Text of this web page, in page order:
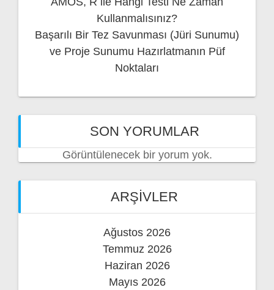
Kullanmalısınız?
Başarılı Bir Tez Savunması (Jüri Sunumu)
ve Proje Sunumu Hazırlatmanın Püf
Noktaları
SON YORUMLAR
Görüntülenecek bir yorum yok.
ARŞIVLER
Ağustos 2026
Temmuz 2026
Haziran 2026
Mayıs 2026